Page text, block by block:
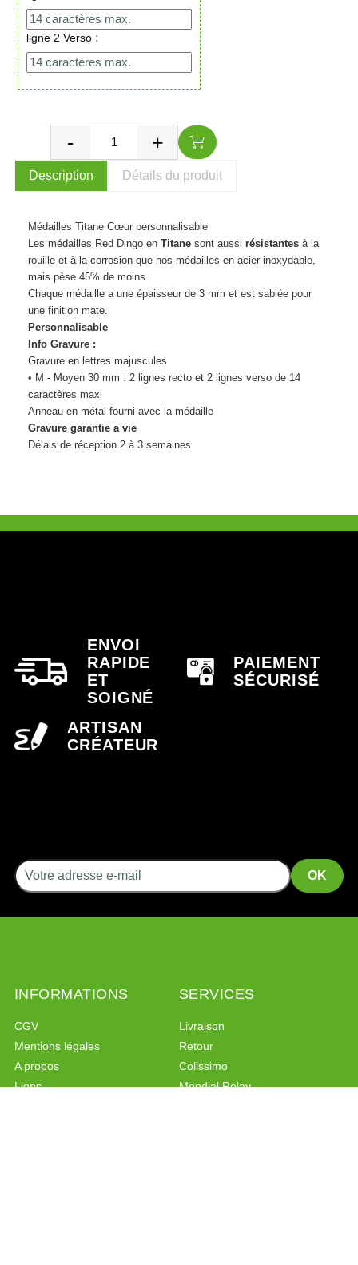
ligne 2 Verso :
Description Détails du produit
Médailles Titane Cœur personnalisable
Les médailles Red Dingo enTitane sont aussi résistantes à la
rouille et à la corrosion que nos médailles en acier inoxydable,
mais pèse 45% de moins.
Chaque médaille a une épaisseur de 3 mm et est sablée pour
une finition mate.
Personnalisable
Info Gravure :
Gravure en lettres majuscules
• M - Moyen 30 mm : 2 lignes recto et 2 lignes verso de 14
caractères maxi
Anneau en métal fourni avec la médaille
Gravure garantie a vie
Délais de réception 2 à 3 semaines
ENVOI
RAPIDE
ET
SOIGNÉ
PAIEMENT
SÉCURISÉ
ARTISAN
CRÉATEUR
INFORMATIONS
CGV
Mentions légales
A propos
Liens
SERVICES
Livraison
Retour
Colissimo
Mondial Relay